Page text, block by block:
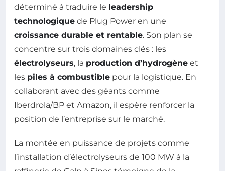
déterminé à traduire le leadership
technologique de Plug Power en une
croissance durable et rentable. Son plan se
concentre sur trois domaines clés : les
électrolyseurs, la production d’hydrogène et
les piles à combustible pour la logistique. En
collaborant avec des géants comme
Iberdrola/BP et Amazon, il espère renforcer la
position de l’entreprise sur le marché.
La montée en puissance de projets comme
l’installation d’électrolyseurs de 100 MW à la